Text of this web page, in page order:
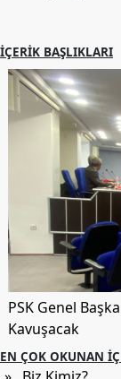
Raporlar
İLETIŞIM
İÇERIK BAŞLIKLARI
PSK Genel
Kavuşacak
EN ÇOK OKUNAN